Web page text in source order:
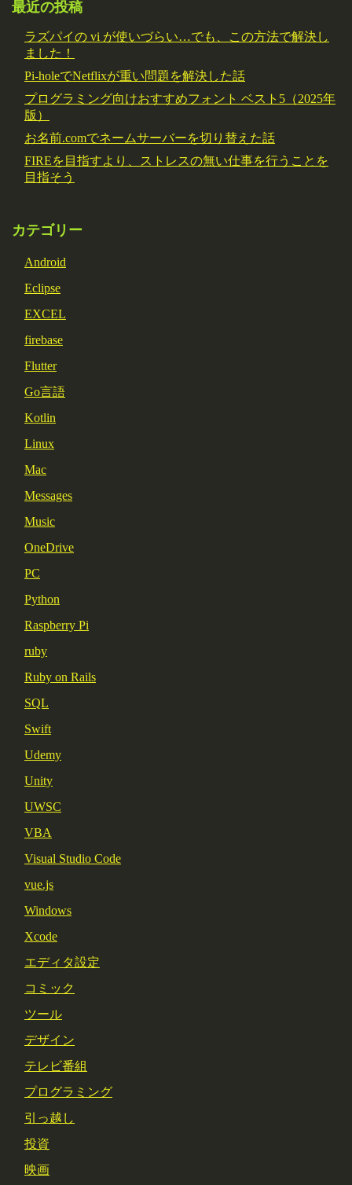
最近の投稿
ラズパイの vi が使いづらい…でも、この方法で解決し
ました！
Pi-holeでNetflixが重い問題を解決した話
プログラミング向けおすすめフォント ベスト5（2025年
版）
お名前.comでネームサーバーを切り替えた話
FIREを目指すより、ストレスの無い仕事を行うことを
目指そう
カテゴリー
Android
Eclipse
EXCEL
firebase
Flutter
Go言語
Kotlin
Linux
Mac
Messages
Music
OneDrive
PC
Python
Raspberry Pi
ruby
Ruby on Rails
SQL
Swift
Udemy
Unity
UWSC
VBA
Visual Studio Code
vue.js
Windows
Xcode
エディタ設定
コミック
ツール
デザイン
テレビ番組
プログラミング
引っ越し
投資
映画